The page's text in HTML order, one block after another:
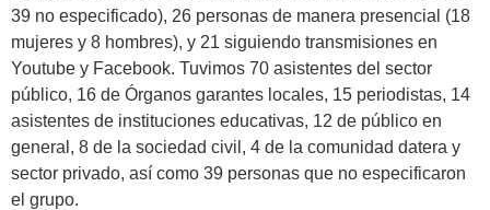
39 no especificado), 26 personas de manera presencial (18
mujeres y 8 hombres), y 21 siguiendo transmisiones en
Youtube y Facebook. Tuvimos 70 asistentes del sector
público, 16 de Órganos garantes locales, 15 periodistas, 14
asistentes de instituciones educativas, 12 de público en
general, 8 de la sociedad civil, 4 de la comunidad datera y
sector privado, así como 39 personas que no especificaron
el grupo.